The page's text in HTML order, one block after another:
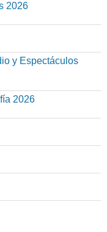
2026
y Espectáculos
2026